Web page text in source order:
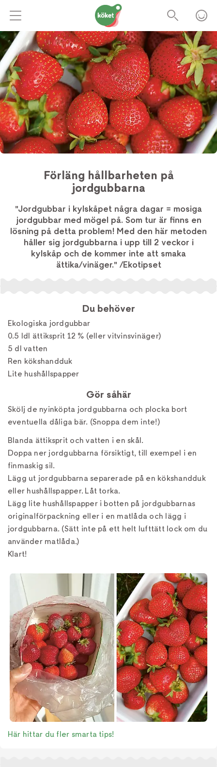
Förläng hållbarheten på
jordgubbarna
"Jordgubbar i kylskåpet några dagar = mosiga
jordgubbar med mögel på. Som tur är finns en
lösning på detta problem! Med den här metoden
håller sig jordgubbarna i upp till 2 veckor i
kylskåp och de kommer inte att smaka
ättika/vinäger." /Ekotipset
Du behöver
Ekologiska jordgubbar
0.5 ldl ättiksprit 12 % (eller vitvinsvinäger)
5 dl vatten
Ren kökshandduk
Lite hushållspapper
Gör såhär
Skölj de nyinköpta jordgubbarna och plocka bort
eventuella dåliga bär. (Snoppa dem inte!)
Blanda ättiksprit och vatten i en skål.
Doppa ner jordgubbarna försiktigt, till exempel i en
finmaskig sil.
Lägg ut jordgubbarna separerade på en kökshandduk
eller hushållspapper. Låt torka.
Lägg lite hushållspapper i botten på jordgubbarnas
originalförpackning eller i en matlåda och lägg i
jordgubbarna. (Sätt inte på ett helt lufttätt lock om du
använder matlåda.)
Klart!
Här hittar du fler smarta tips!